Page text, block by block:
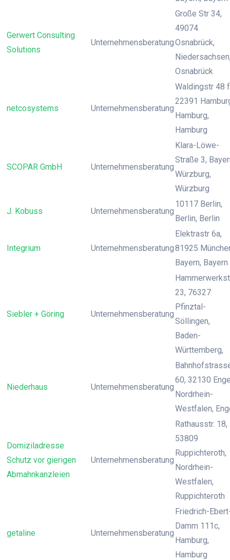
Gerwert Consulting
Solutions
Unternehmensberatung
Große Str 34,
49074
Osnabrück,
Osnabrück
netcosystems Unternehmensberatung
Waldingstr 48
22391
Hamburg,
Hamburg
SCOPAR GmbH Unternehmensberatung
Klara-Löwe-
Straße 3,
Würzburg,
Würzburg
J. Kobuss Unternehmensberatung
10117 Berlin,
Berlin, Berlin
Integrium Unternehmensberatung
Elektrastr 6a,
81925
Bayern, Bayern
Siebler + Göring Unternehmensberatung
23, 76327
Pfinztal-
Söllingen,
Baden-
Württemberg,
Niederhaus Unternehmensberatung
60, 32130
Nordrhein-
Westfalen,
Domiziladresse
Schutz vor gierigen
Abmahnkanzleien
Unternehmensberatung
Rathausstr. 18,
53809
Ruppichteroth,
Nordrhein-
Westfalen,
Ruppichteroth
getaline Unternehmensberatung
Friedrich-
Damm 111c,
Hamburg,
Hamburg